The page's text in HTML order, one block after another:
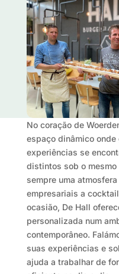
No coração de
espaço dinâmico
experiências se
distintos sob o
sempre uma
empresariais a
ocasião, De Hall
personalizada num
contemporâneo.
suas experiências e
ajuda a trabalhar de